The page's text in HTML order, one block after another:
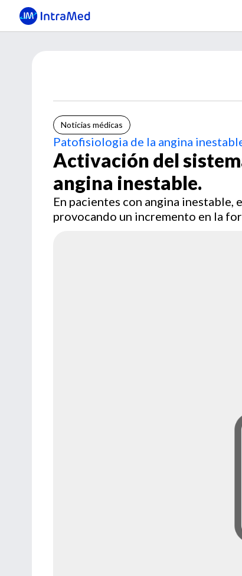
Noticias médicas
Patofisiologia de la angina
Activación del
angina inestable.
En pacientes con angina inestable,
provocando un incremento en la